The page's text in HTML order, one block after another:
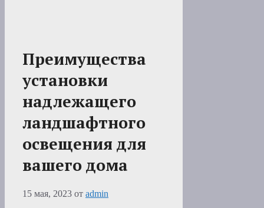
Преимущества
установки
надлежащего
ландшафтного
освещения для
вашего дома
15 мая, 2023 от admin